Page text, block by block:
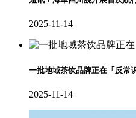
2025-11-14
一批地域茶饮品牌正在「反常
2025-11-14